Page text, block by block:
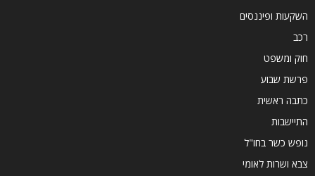
השקעות ופיננסים
רכב
חוק ומשפט
פרשת שבוע
כתבה ראשית
התיישבות
נופש כשר בחו"ל
צבא ושרות לאומי